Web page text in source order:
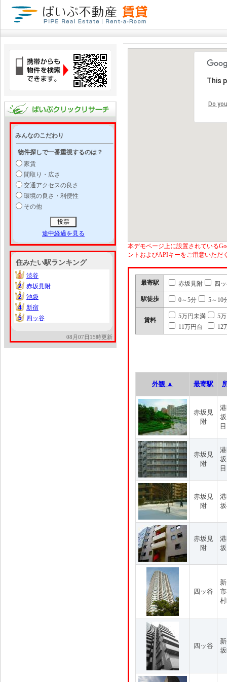
みんなのこだわり
物件探しで一番重視するのは？
家賃
間取り・広さ
交通アクセスの良さ
環境の良さ・利便性
その他
途中経過を見る
住みたい駅ランキング
1
1
渋谷
2
2
赤坂見附
2
2
池袋
4
4
新宿
5
5 四ッ谷
08月07日15時更新
This
Do
本デモページ上に設置されている
ントおよびAPIキーをご用意いただ
最寄駅 赤坂見附 四
駅徒歩 0～5分 5～10
賃料
5万円未満
5
11万円台
12
外観 ▲ 最寄駅
赤坂見
附
目
赤坂見
附
目
赤坂見
附
赤坂見
附
四ッ谷
四ッ谷